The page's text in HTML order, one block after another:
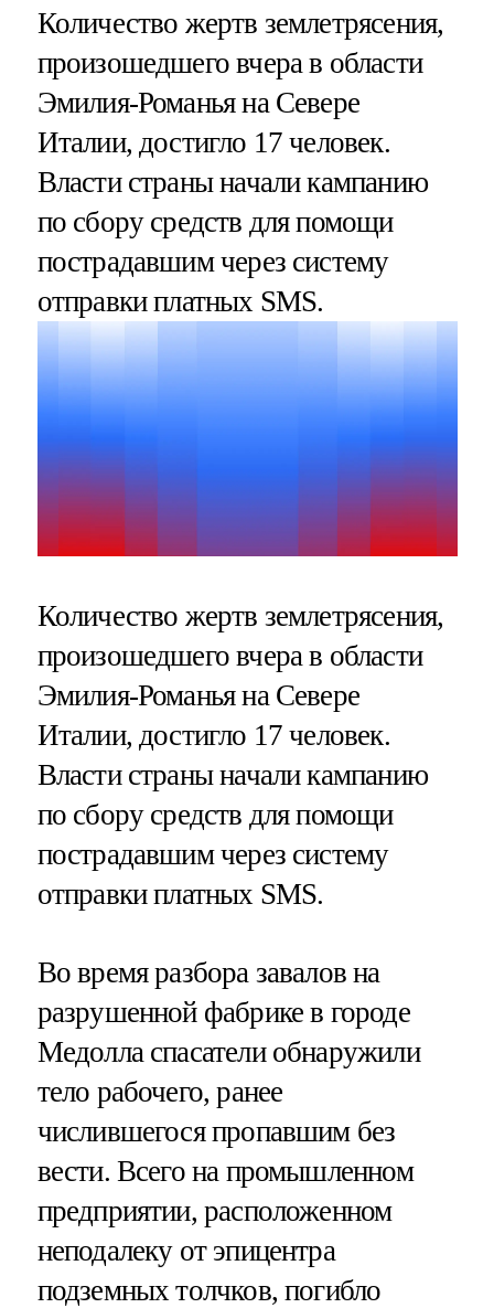
Количество жертв землетрясения,
произошедшего вчера в области
Эмилия-Романья на Севере
Италии, достигло 17 человек.
Власти страны начали кампанию
по сбору средств для помощи
пострадавшим через систему
отправки платных SMS.
Количество жертв землетрясения,
произошедшего вчера в области
Эмилия-Романья на Севере
Италии, достигло 17 человек.
Власти страны начали кампанию
по сбору средств для помощи
пострадавшим через систему
отправки платных SMS.
Во время разбора завалов на
разрушенной фабрике в городе
Медолла спасатели обнаружили
тело рабочего, ранее
числившегося пропавшим без
вести. Всего на промышленном
предприятии, расположенном
неподалеку от эпицентра
подземных толчков, погибло